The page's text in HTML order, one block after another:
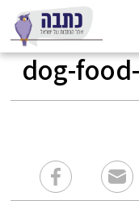
dog-